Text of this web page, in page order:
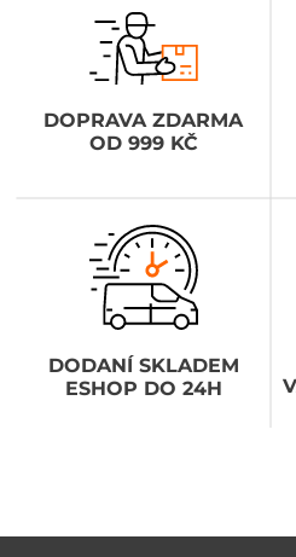
DOPRAVA ZDARMA
OD 999 KČ
DODANÍ SKLADEM
ESHOP DO 24H